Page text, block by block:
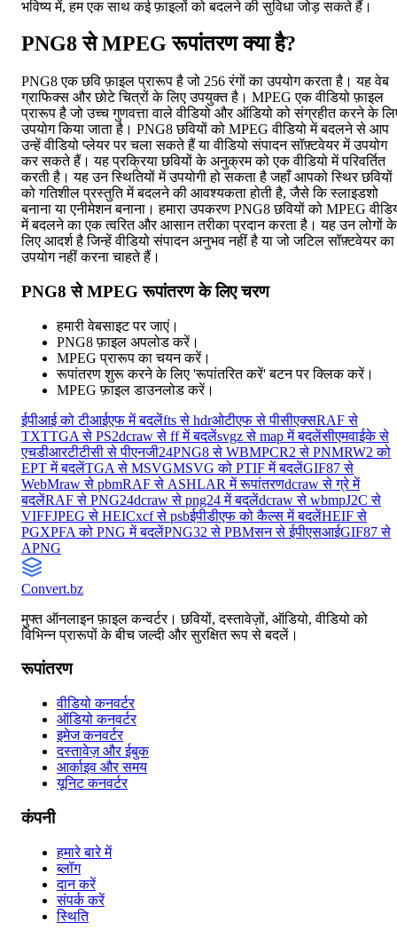
भविष्य में, हम एक साथ कई फ़ाइलों को बदलने की सुविधा जोड़ सकते हैं।
PNG8 से MPEG रूपांतरण क्या है?
PNG8 एक छवि फ़ाइल प्रारूप है जो 256 रंगों का उपयोग करता है। यह वेब
ग्राफिक्स और छोटे चित्रों के लिए उपयुक्त है। MPEG एक वीडियो फ़ाइल
प्रारूप है जो उच्च गुणवत्ता वाले वीडियो और ऑडियो को संग्रहीत करने के
उपयोग किया जाता है। PNG8 छवियों को MPEG वीडियो में बदलने से आप
उन्हें वीडियो प्लेयर पर चला सकते हैं या वीडियो संपादन सॉफ़्टवेयर में उपयोग
कर सकते हैं। यह प्रक्रिया छवियों के अनुक्रम को एक वीडियो में परिवर्तित
करती है। यह उन स्थितियों में उपयोगी हो सकता है जहाँ आपको स्थिर छवियों
को गतिशील प्रस्तुति में बदलने की आवश्यकता होती है, जैसे कि स्लाइडशो
बनाना या एनीमेशन बनाना। हमारा उपकरण PNG8 छवियों को MPEG
में बदलने का एक त्वरित और आसान तरीका प्रदान करता है। यह उन लोगों के
लिए आदर्श है जिन्हें वीडियो संपादन अनुभव नहीं है या जो जटिल सॉफ़्टवेयर का
उपयोग नहीं करना चाहते हैं।
PNG8 से MPEG रूपांतरण के लिए चरण
हमारी वेबसाइट पर जाएं।
PNG8 फ़ाइल अपलोड करें।
MPEG प्रारूप का चयन करें।
रूपांतरण शुरू करने के लिए 'रूपांतरित करें' बटन पर क्लिक करें।
MPEG फ़ाइल डाउनलोड करें।
ईपीआई को टीआईएफ में बदलेंfts से hdrओटीएफ से पीसीएक्सRAF से
TXTTGA से PS2dcraw से ff में बदलेंsvgz से map में बदलेंसीएमवाईके से
एचडीआरटीटीसी से पीएनजी24PNG8 से WBMPCR2 से PNMRW2 को
EPT में बदलेंTGA से MSVGMSVG को PTIF में बदलेंGIF87 से
WebMraw से pbmRAF से ASHLAR में रूपांतरणdcraw से ग्रे में
बदलेंRAF से PNG24dcraw से png24 में बदलेंdcraw से wbmpJ2C से
VIFFJPEG से HEICxcf से psbईपीडीएफ को कैल्स में बदलेंHEIF से
PGXPFA को PNG में बदलेंPNG32 से PBMसन से ईपीएसआईGIF87 से
APNG
Convert.bz
मुफ्त ऑनलाइन फ़ाइल कन्वर्टर। छवियों, दस्तावेज़ों, ऑडियो, वीडियो को
विभिन्न प्रारूपों के बीच जल्दी और सुरक्षित रूप से बदलें।
रूपांतरण
वीडियो कनवर्टर
ऑडियो कनवर्टर
इमेज कनवर्टर
दस्तावेज़ और ईबुक
आर्काइव और समय
यूनिट कनवर्टर
कंपनी
हमारे बारे में
ब्लॉग
दान करें
संपर्क करें
स्थिति